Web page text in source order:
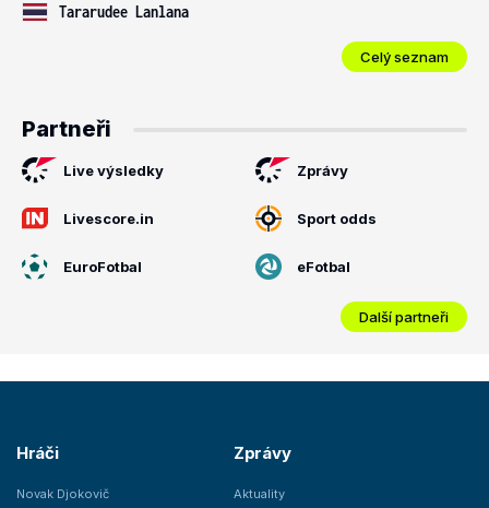
Tararudee Lanlana
Celý seznam
Partneři
Live výsledky Zprávy
Livescore.in Sport odds
EuroFotbal eFotbal
Další partneři
Hráči
Novak Djokovič
Zprávy
Aktuality